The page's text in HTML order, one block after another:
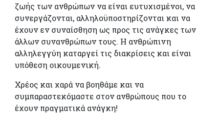
ζωής των ανθρώπων να είναι ευτυχισμένοι, να
συνεργάζονται, αλληλοϋποστηρίζονται και να
έχουν εν συναίσθηση ως προς τις ανάγκες των
άλλων συνανθρώπων τους. Η ανθρώπινη
αλληλεγγύη καταργεί τις διακρίσεις και είναι
υπόθεση οικουμενική.
Χρέος και χαρά να βοηθάμε και να
συμπαραστεκόμαστε στον ανθρώπους που το
έχουν πραγματικά ανάγκη!